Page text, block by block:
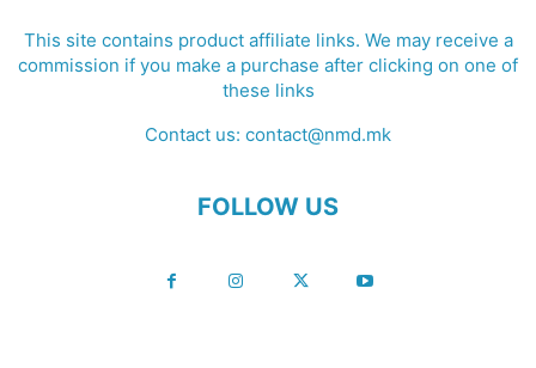
This site contains product affiliate links. We may receive a
commission if you make a purchase after clicking on one of
these links
Contact us: contact@nmd.mk
FOLLOW US